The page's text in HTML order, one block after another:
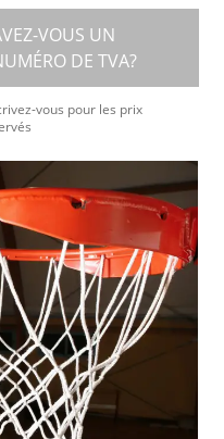
VOUS UN
DE TVA?
vous pour les prix